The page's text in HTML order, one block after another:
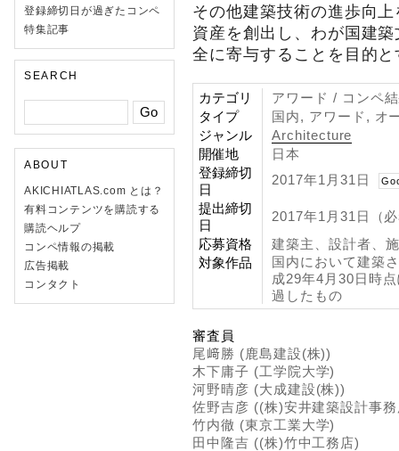
登録締切日が過ぎたコンペ
特集記事
SEARCH
ABOUT
AKICHIATLAS.com とは？
有料コンテンツを購読する
購読ヘルプ
コンペ情報の掲載
広告掲載
コンタクト
その他建築技術の進歩向
資産を創出し、わが国建
全に寄与することを目的と
カテゴリ
アワード / コンペ
タイプ
国内, アワード, オ
ジャンル
Architecture
開催地
日本
登録締切
日
2017年1月31日
提出締切
日
2017年1月31日（
応募資格
建築主、設計者、
対象作品
国内において建築
成29年4月30日時
過したもの
審査員
尾﨑勝 (鹿島建設(株))
木下庸子 (工学院大学)
河野晴彦 (大成建設(株))
佐野吉彦 ((株)安井建築設計事
竹内徹 (東京工業大学)
田中隆吉 ((株)竹中工務店)